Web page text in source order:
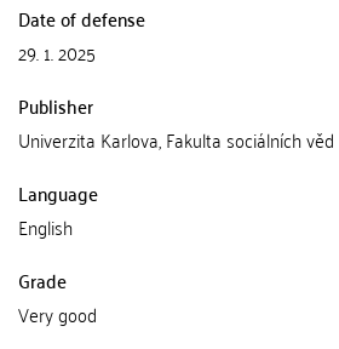
Date of defense
29. 1. 2025
Publisher
Univerzita Karlova, Fakulta sociálních věd
Language
English
Grade
Very good